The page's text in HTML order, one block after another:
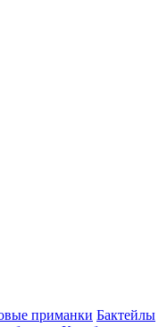
приманки Бактейлы